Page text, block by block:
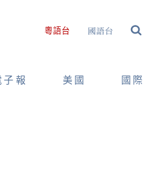
粵語台 國語台
子報 美國 國際